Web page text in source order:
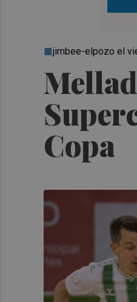
Copa
jimbee-elpozo el